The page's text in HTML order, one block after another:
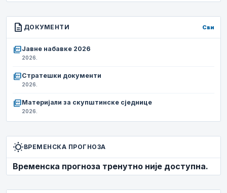
description ДОКУМЕНТИ Сви
picture_as_pdfЈавне набавке 2026
2026.
picture_as_pdfСтратешки документи
2026.
picture_as_pdfМатеријали за скупштинске сједнице
2026.
wb_sunnyВРЕМЕНСКА ПРОГНОЗА
Временска прогноза тренутно није доступна.